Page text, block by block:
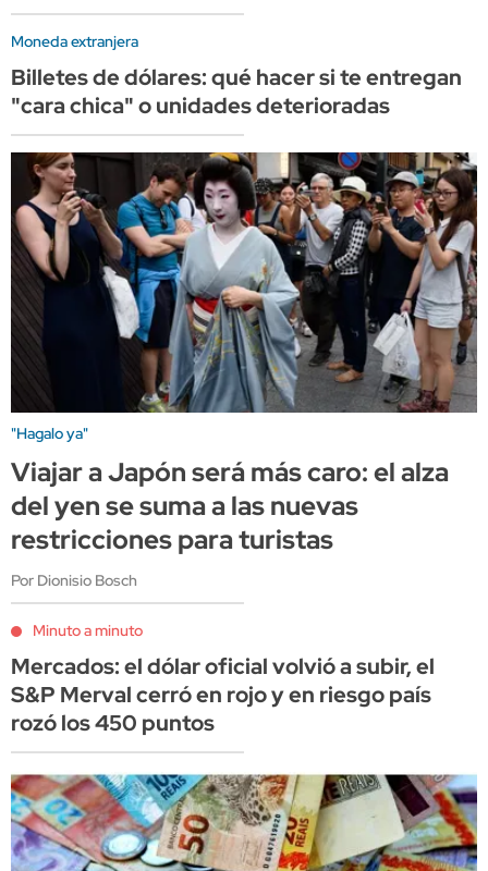
Moneda extranjera
Billetes de dólares: qué hacer si te entregan
"cara chica" o unidades deterioradas
"Hagalo ya"
Viajar a Japón será más caro: el alza
del yen se suma a las nuevas
restricciones para turistas
Por Dionisio Bosch
Minuto a minuto
Mercados: el dólar oficial volvió a subir, el
S&P Merval cerró en rojo y en riesgo país
rozó los 450 puntos